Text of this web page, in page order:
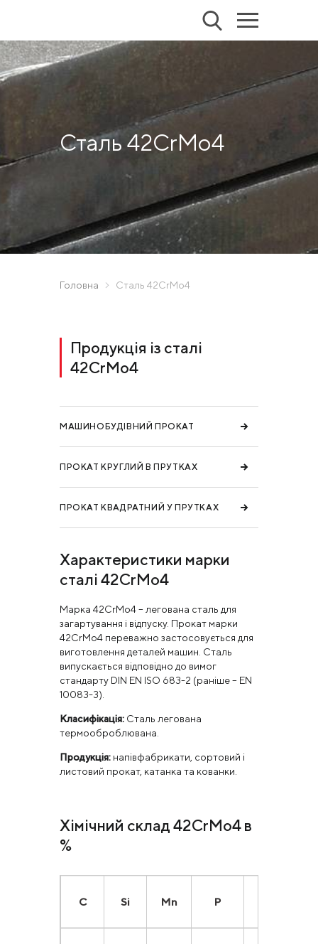
Сталь 42CrMo4
Головна Сталь 42CrMo4
Продукція із сталі
42CrMo4
МАШИНОБУДІВНИЙ ПРОКАТ
ПРОКАТ КРУГЛИЙ В ПРУТКАХ
ПРОКАТ КВАДРАТНИЙ У ПРУТКАХ
Характеристики марки
сталі 42CrMo4
Марка 42CrMo4 – легована сталь для
загартування і відпуску. Прокат марки
42CrMo4 переважно застосовується для
виготовлення деталей машин. Сталь
випускається відповідно до вимог
стандарту DIN EN ISO 683-2 (раніше – EN
10083-3).
Класифікація: Сталь легована
термооброблювана.
Продукція: напівфабрикати, сортовий і
листовий прокат, катанка та кованки.
Хімічний склад 42CrMo4 в
%
С Si Mn P